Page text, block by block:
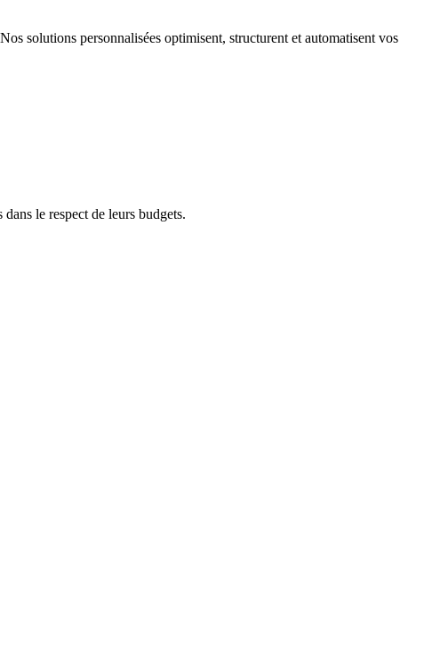
solutions personnalisées optimisent, structurent et automatisent vos
le respect de leurs budgets.